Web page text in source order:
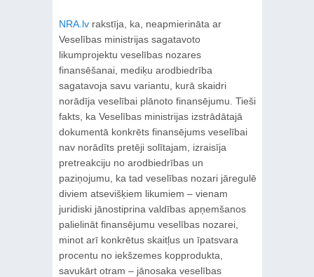
NRA.lvrakstīja, ka, neapmierināta ar
Veselības ministrijas sagatavoto
likumprojektu veselības nozares
finansēšanai, mediķu arodbiedrība
sagatavoja savu variantu, kurā skaidri
norādīja veselībai plānoto finansējumu. Tieši
fakts, ka Veselības ministrijas izstrādātajā
dokumentā konkrēts finansējums veselībai
nav norādīts pretēji solītajam, izraisīja
pretreakciju no arodbiedrības un
paziņojumu, ka tad veselības nozari jāregulē
diviem atsevišķiem likumiem – vienam
juridiski jānostiprina valdības apņemšanos
palielināt finansējumu veselības nozarei,
minot arī konkrētus skaitļus un īpatsvara
procentu no iekšzemes kopprodukta,
savukārt otram – jānosaka veselības